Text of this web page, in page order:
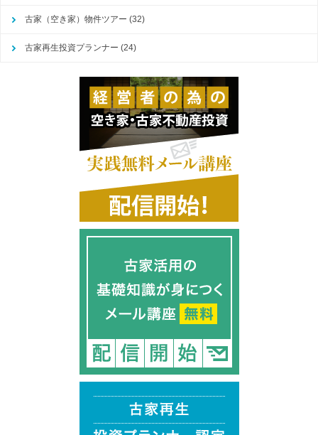
古家（空き家）物件ツアー (32)
古家再生投資プランナー (24)